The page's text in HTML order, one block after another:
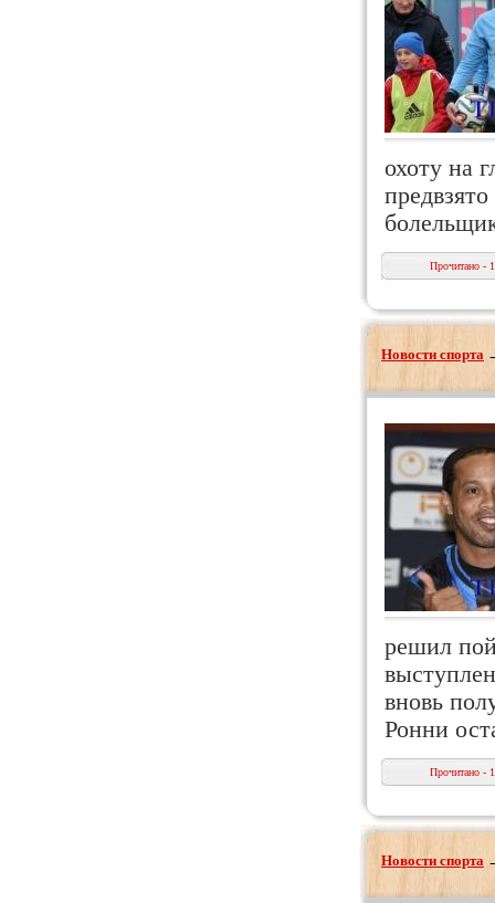
охоту на
Прочитано -
Новости спорта
решил
вновь
Ронни
Прочитано -
Новости спорта